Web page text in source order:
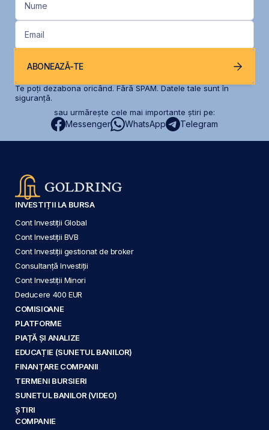
Nume
Email
ABONEAZĂ-TE
Te poți dezabona oricând. Fără SPAM. Datele tale sunt în
siguranță.
sau urmărește cele mai importante știri pe:
Messenger WhatsApp Telegram
INVESTIȚII LA BURSA
Cont Investiții Global
Cont Investiții BVB
Cont Investiții gestionat de broker
Consultanță Investiții
Cont Investiții Minori
Deducere 400 EUR
COMISIOANE
PLATFORME
PIAȚĂ ȘI ANALIZE
EDUCAȚIE (SUNETUL BANILOR)
FINANȚARE COMPANII
TERMENI BURSIERI
SUNETUL BANILOR (VIDEO)
ȘTIRI
COMPANIE